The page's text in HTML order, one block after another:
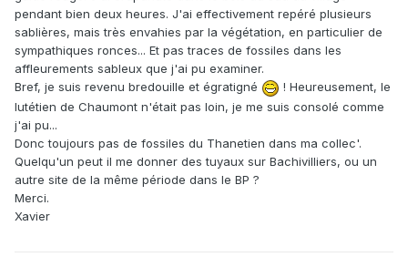
pendant bien deux heures. J'ai effectivement repéré plusieurs
sablières, mais très envahies par la végétation, en particulier de
sympathiques ronces... Et pas traces de fossiles dans les
affleurements sableux que j'ai pu examiner.
Bref, je suis revenu bredouille et égratigné
! Heureusement, le
lutétien de Chaumont n'était pas loin, je me suis consolé comme
j'ai pu...
Donc toujours pas de fossiles du Thanetien dans ma collec'.
Quelqu'un peut il me donner des tuyaux sur Bachivilliers, ou un
autre site de la même période dans le BP ?
Merci.
Xavier